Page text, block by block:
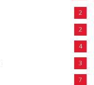
2
2
4
3
7